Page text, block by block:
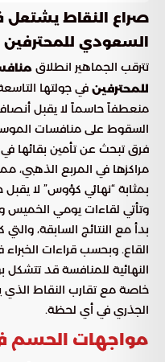
السعودي للمحترفين
تترقب الجماهير انطلاق
للمحترفين في جولتها
منعطفاً حاسماً لا يقبل
السقوط على منافسات
فرق تبحث عن تأمين بقائها
مراكزها في المربع
بمثابة “نهائي كؤوس” لا يقبل
وتأتي لقاءات يومي الخميس
بدأ مع النتائج السابقة،
القاع. وبحسب قراءات الخبراء
النهائية للمنافسة قد
خاصة مع تقارب النقاط الذي
الجذري في أي لحظة.
مواجهات الحسم